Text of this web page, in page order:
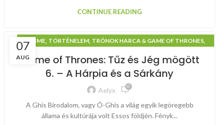
CONTINUE READING
07
AUG
ANIME, TÖRTÉNELEM, TRÓNOK HARCA & GAME OF THRONES,
Game of Thrones: Tűz és Jég mögött
6. – A Hárpia és a Sárkány
Aelyx 0
A Ghis Birodalom, vagy Ó-Ghis a világ egyik legöregebb
állama és kultúrája volt Essos földjén. Fényk...